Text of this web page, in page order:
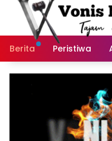
Langsung
Berita
Peristiwa